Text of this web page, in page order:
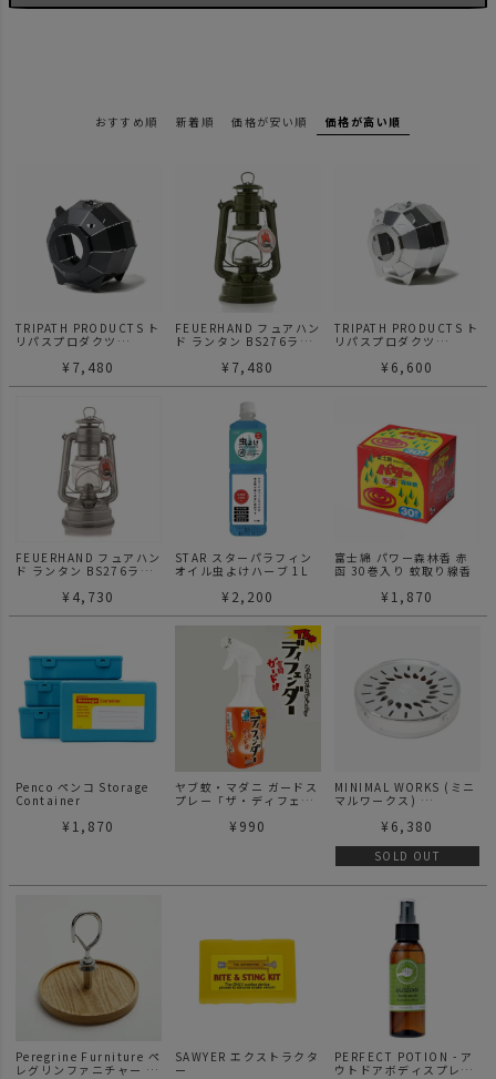
おすすめ順 新着順 価格が安い順 価格が高い順
TRIPATH PRODUCTS ト
リパスプロダクツ
¥ 7,480
FEUERHAND フュアハン
ド ランタン BS276ラン
¥ 7,480
TRIPATH PRODUCTS ト
リパスプロダクツ
¥ 6,600
FEUERHAND フュアハン
ド ランタン BS276ラン
¥ 4,730
STAR スターパラフィン
オイル虫よけハーブ 1L
¥ 2,200
富士綿 パワー森林香 赤
函 30巻入り 蚊取り線香
¥ 1,870
Penco ペンコ Storage
Container
¥ 1,870
ヤブ蚊・マダニ ガードス
プレー「ザ・ディフェン
¥ 990
MINIMAL WORKS (ミニ
マルワークス)
MOGIBUL 蚊取り線香ホ
ルダー 蚊遣
¥ 6,380
SOLD OUT
Peregrine Furniture ペ
レグリンファニチャー -
SAWYER エクストラクタ
ー
PERFECT POTION - ア
ウトドアボディスプレー